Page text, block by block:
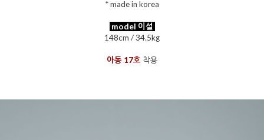
* made in korea
model 이설
148cm / 34.5kg
아동 17호착용